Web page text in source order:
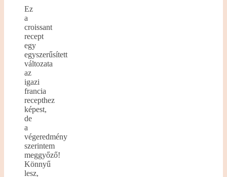
Ez
a
croissant
recept
egy
egyszerűsített
változata
az
igazi
francia
recepthez
képest,
de
a
végeredmény
szerintem
meggyőző!
Könnyű
lesz,